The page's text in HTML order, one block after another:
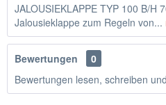
JALOUSIEKLAPPE TYP 100 B/H
Jalousieklappe zum Regeln von...
Bewertungen
0
Bewertungen lesen, schreiben